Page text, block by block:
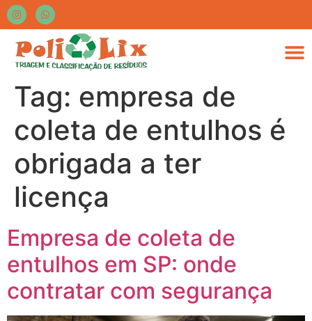
Tag: empresa de
coleta de entulhos é
obrigada a ter
licença
Empresa de coleta de
entulhos em SP: onde
contratar com segurança